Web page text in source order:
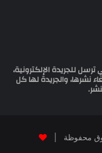
للجريدة الإلكترونية،
نشرها، والجريدة لها كل